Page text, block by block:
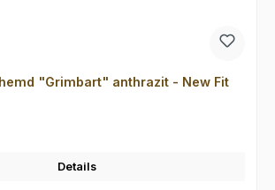
"Grimbart" anthrazit - New Fit
Details